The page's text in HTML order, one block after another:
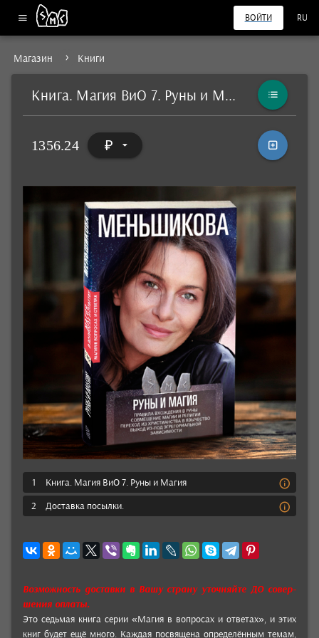
ВОЙТИ RU
Магазин Книги
Книга. Магия ВиО 7. Руны и Магия
1356.24 ₽ arrow_drop_down
1
Книга. Магия ВиО 7. Руны и Магия
2
Доставка посылки.
Возмож­ность дос­тавки в Вашу страну уточ­няй­те ДО совер­
шения оплаты.
Это седь­мая книга серии «Магия в воп­росах и отве­тах», и этих
книг будет ещё много. Каждая пос­вящена опре­делён­ным темам,